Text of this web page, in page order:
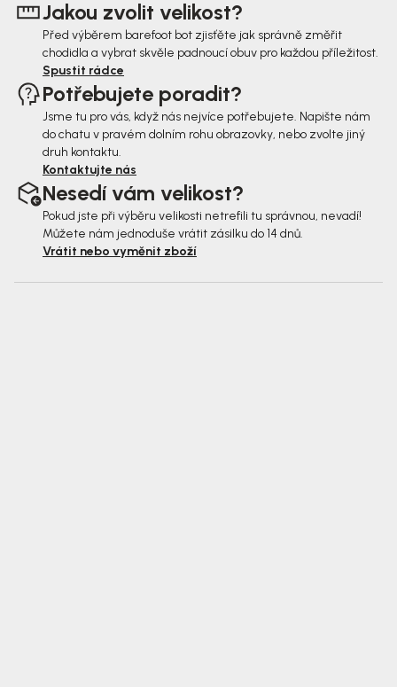
Jakou zvolit velikost?
Před výběrem barefoot bot zjisťěte jak správně změřit
chodidla a vybrat skvěle padnoucí obuv pro každou příležitost.
Spustit rádce
Potřebujete poradit?
Jsme tu pro vás, když nás nejvíce potřebujete. Napište nám
do chatu v pravém dolním rohu obrazovky, nebo zvolte jiný
druh kontaktu.
Kontaktujte nás
Nesedí vám velikost?
Pokud jste při výběru velikosti netrefili tu správnou, nevadí!
Můžete nám jednoduše vrátit zásilku do 14 dnů.
Vrátit nebo vyměnit zboží